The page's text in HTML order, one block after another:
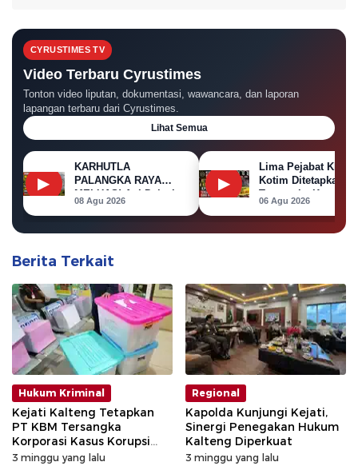
CYRUSTIMES TV
Video Terbaru Cyrustimes
Tonton video liputan, dokumentasi, wawancara, dan laporan
lapangan terbaru dari Cyrustimes.
Lihat Semua
▶
KARHUTLA
PALANGKA RAYA
MELUAS! Api Dekati
Permukiman, Rumah
Terbakar
08 Agu 2026
▶
Lima Pejabat KPU
Kotim Ditetapkan
Tersangka Korupsi
Dana Hibah Pilkada
06 Agu 2026
Berita Terkait
Hukum Kriminal
Kejati Kalteng Tetapkan
PT KBM Tersangka
Korporasi Kasus Korupsi
Zirkon Rp242 Miliar
3 minggu yang lalu
Regional
Kapolda Kunjungi Kejati,
Sinergi Penegakan Hukum
Kalteng Diperkuat
3 minggu yang lalu